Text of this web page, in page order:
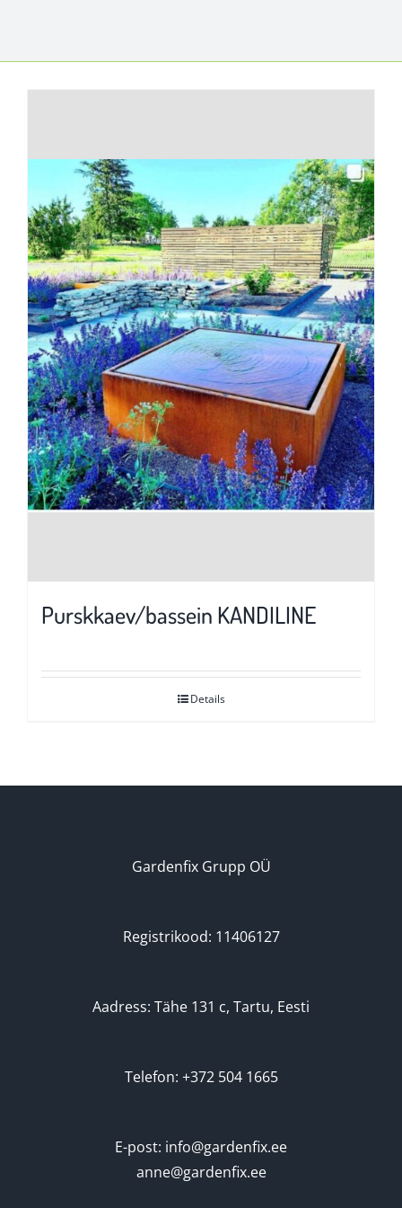
Purskkaev/bassein KANDILINE
Details
Gardenfix Grupp OÜ
Registrikood: 11406127
Aadress: Tähe 131 c, Tartu, Eesti
Telefon: +372 504 1665
E-post: info@gardenfix.ee
anne@gardenfix.ee